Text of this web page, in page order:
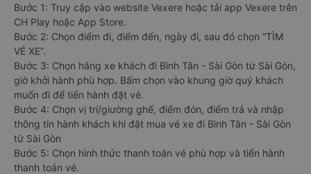
Bước 1: Truy cập vào website Vexere hoặc tải app Vexere trên
CH Play hoặc App Store.
Bước 2: Chọn điểm đi, điểm đến, ngày đi, sau đó chọn “TÌM
VÉ XE”.
Bước 3: Chọn hãng xe khách đi Bình Tân - Sài Gòn từ Sài Gòn,
giờ khởi hành phù hợp. Bấm chọn vào khung giờ quý khách
muốn đi để tiến hành đặt vé.
Bước 4: Chọn vị trí/giường ghế, điểm đón, điểm trả và nhập
thông tin hành khách khi đặt mua vé xe đi Bình Tân - Sài Gòn
từ Sài Gòn
Bước 5: Chọn hình thức thanh toán vé phù hợp và tiến hành
thanh toán vé.